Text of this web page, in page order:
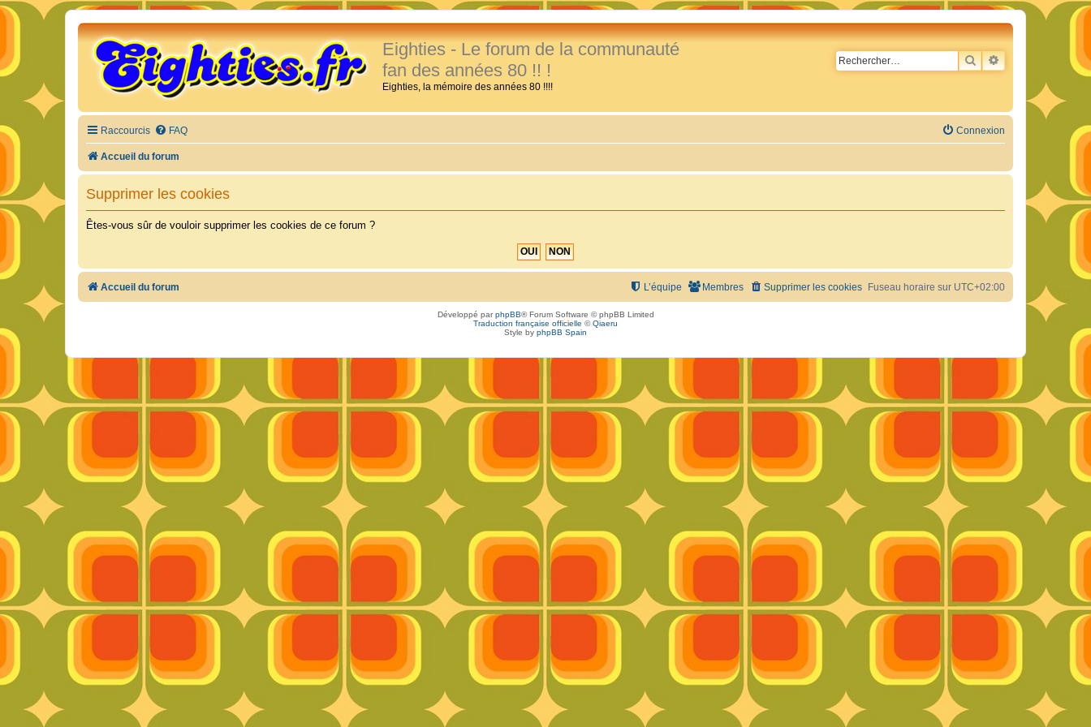
Eighties - Le forum de la communauté
fan des années 80 !! !
Eighties, la mémoire des années 80 !!!!
RECHERCHER
RECHERCHE
Raccourcis FAQ Connexion
Accueil du forum
Supprimer les cookies
Êtes-vous sûr de vouloir supprimer les cookies de ce forum ?
Accueil du forum Fuseau horaire sur UTC+02:00
Supprimer les cookies
Membres
L’équipe
Développé parphpBB® Forum Software © phpBB Limited
Traduction française officielle ©Qiaeru
Style by phpBB Spain